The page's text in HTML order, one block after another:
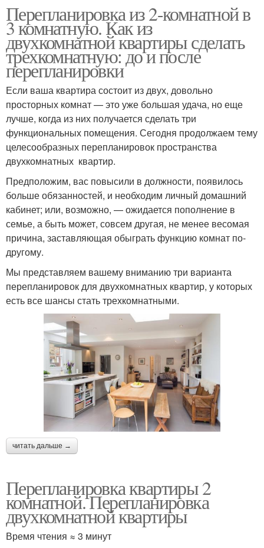
Перепланировка из 2-комнатной в
3 комнатную. Как из
двухкомнатной квартиры сделать
трехкомнатную: до и после
перепланировки
Если ваша квартира состоит из двух, довольно
просторных комнат — это уже большая удача, но еще
лучше, когда из них получается сделать три
функциональных помещения. Сегодня продолжаем тему
целесообразных перепланировок пространства
двухкомнатных квартир.
Предположим, вас повысили в должности, появилось
больше обязанностей, и необходим личный домашний
кабинет; или, возможно, — ожидается пополнение в
семье, а быть может, совсем другая, не менее весомая
причина, заставляющая обыграть функцию комнат по-
другому.
Мы представляем вашему вниманию три варианта
перепланировок для двухкомнатных квартир, у которых
есть все шансы стать трехкомнатными.
читать дальше →
Перепланировка квартиры 2
комнатной. Перепланировка
двухкомнатной квартиры
Время чтения ≈ 3 минут